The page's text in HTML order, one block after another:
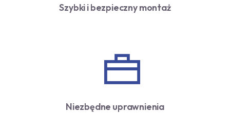
Szybki i bezpieczny montaż
Niezbędne uprawnienia